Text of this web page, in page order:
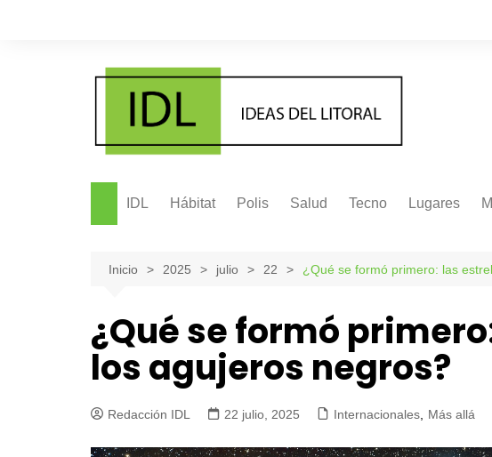
IDL Hábitat Polis Salud Tecno Lugares
Inicio 2025 julio 22 ¿Qué se formó primero: las
¿Qué se formó
los agujeros negros?
Redacción IDL 22 julio, 2025 Internacionales, Más allá